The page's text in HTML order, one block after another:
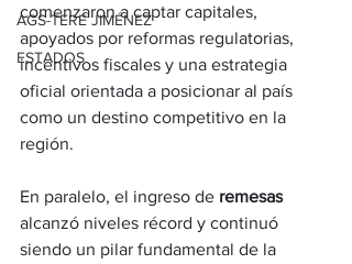
AGS-TERE JIMÉNEZ
ESTADOS
comenzaron a captar capitales,
apoyados por reformas regulatorias,
incentivos fiscales y una estrategia
oficial orientada a posicionar al país
como un destino competitivo en la
región.
En paralelo, el ingreso de remesas
alcanzó niveles récord y continuó
siendo un pilar fundamental de la